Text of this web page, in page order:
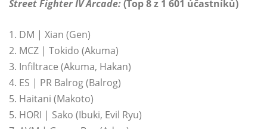
Street Fighter IV Arcade:(Top 8 z 1 601 účastníků)
1. DM | Xian (Gen)
2. MCZ | Tokido (Akuma)
3. Infiltrace (Akuma, Hakan)
4. ES | PR Balrog (Balrog)
5. Haitani (Makoto)
5. HORI | Sako (Ibuki, Evil Ryu)